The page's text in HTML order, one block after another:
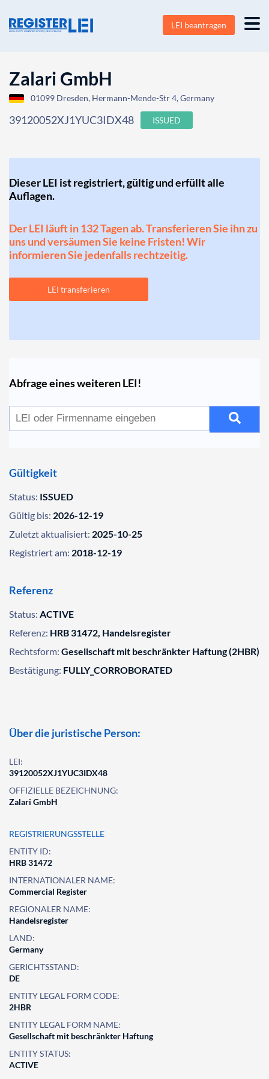
LEI beantragen
Zalari GmbH
01099 Dresden, Hermann-Mende-Str 4, Germany
39120052XJ1YUC3IDX48 ISSUED
Dieser LEI ist registriert, gültig und erfüllt alle
Auflagen.
Der LEI läuft in 132 Tagen ab. Transferieren Sie ihn zu
uns und versäumen Sie keine Fristen! Wir
informieren Sie jedenfalls rechtzeitig.
LEI transferieren
Abfrage eines weiteren LEI!
Gültigkeit
Status: ISSUED
Gültig bis: 2026-12-19
Zuletzt aktualisiert: 2025-10-25
Registriert am: 2018-12-19
Referenz
Status: ACTIVE
Referenz: HRB 31472, Handelsregister
Rechtsform: Gesellschaft mit beschränkter Haftung (2HBR)
Bestätigung: FULLY_CORROBORATED
Über die juristische Person:
LEI:
39120052XJ1YUC3IDX48
OFFIZIELLE BEZEICHNUNG:
Zalari GmbH
REGISTRIERUNGSSTELLE
ENTITY ID:
HRB 31472
INTERNATIONALER NAME:
Commercial Register
REGIONALER NAME:
Handelsregister
LAND:
Germany
GERICHTSSTAND:
DE
ENTITY LEGAL FORM CODE:
2HBR
ENTITY LEGAL FORM NAME:
Gesellschaft mit beschränkter Haftung
ENTITY STATUS:
ACTIVE